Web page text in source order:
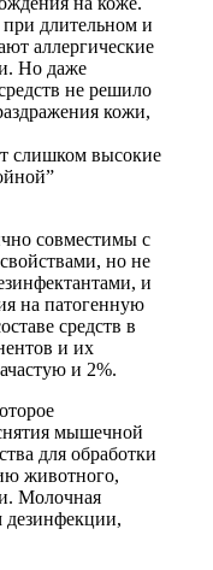
длительном и
аллергические
Но даже
не решило
кожи,
слишком высокие
совместимы с
но не
и
на патогенную
средств в
и их
и 2%.
мышечной
для обработки
животного,
Молочная
дезинфекции,